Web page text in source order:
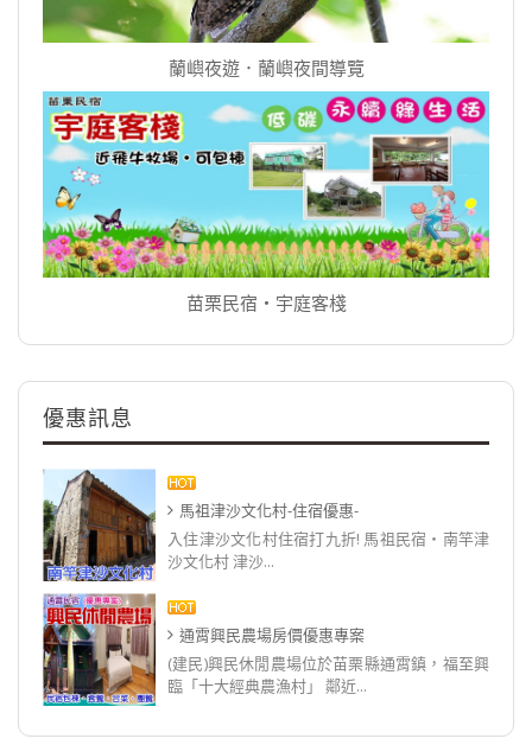
蘭嶼夜遊．蘭嶼夜間導覽
苗栗民宿‧宇庭客棧
優惠訊息
馬祖津沙文化村-住宿優惠-
入住津沙文化村住宿打九折! 馬祖民宿‧南竿津
沙文化村 津沙...
通霄興民農場房價優惠專案
(建民)興民休閒農場位於苗栗縣通霄鎮，福至興
臨「十大經典農漁村」 鄰近...